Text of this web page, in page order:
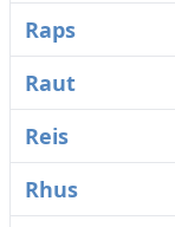
Raps
Raut
Reis
Rhus